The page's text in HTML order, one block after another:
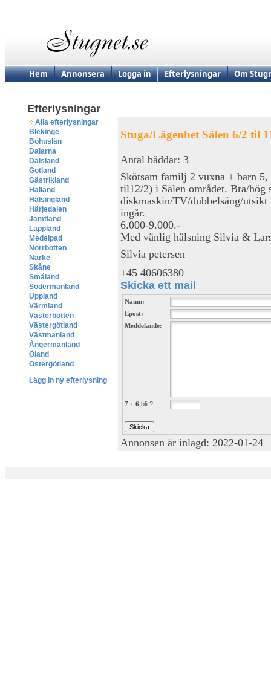
Hem Annonsera Logga in Efterlysningar Om
Efterlysningar
Alla efterlysningar
Blekinge
Bohuslän
Dalarna
Dalsland
Gotland
Gästrikland
Halland
Hälsingland
Härjedalen
Jämtland
Lappland
Medelpad
Norrbotten
Närke
Skåne
Småland
Södermanland
Uppland
Värmland
Västerbotten
Västergötland
Västmanland
Ångermanland
Öland
Östergötland
Lägg in ny efterlysning
Stuga/Lägenhet Sälen 6/2 til
Antal bäddar: 3
Skötsam familj 2 vuxna + barn
til12/2) i Sälen området. Bra/hög
diskmaskin/TV/dubbelsäng/
ingår.
6.000-9.000.-
Med vänlig hälsning Silvia &
Silvia petersen
+45 40606380
Skicka ett mail
Namn:
Epost:
Meddelande:
7 + 6 blir?
Annonsen är inlagd: 2022-01-24